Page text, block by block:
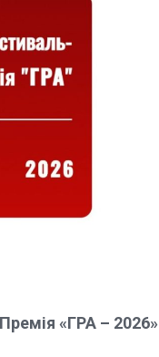
«ГРА – 2026»